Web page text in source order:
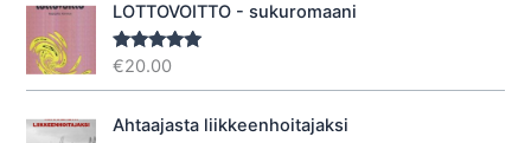
LOTTOVOITTO - sukuromaani
Arvostelu
€20.00
Ahtaajasta liikkeenhoitajaksi